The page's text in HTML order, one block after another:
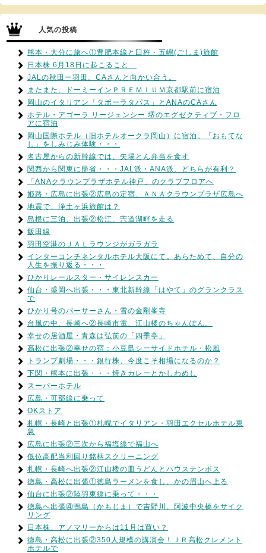
人気の投稿
熊本・大分に旅へ①豊肥本線と臼杵・五嶋(ごしま)旅館
日本株 6月18日に起こること…
JALの秋田ー羽田。CAさんと向かい合う。
またまた、ドーミーインＰＲＥＭＩＵＭ京都駅前に宿泊
岡山のイタリアン「タボーラタパス」とANAのCAさん
ホテル・アゴーラ リージェンシー 堺のエグゼクティブ・フロ
アに宿泊
岡山国際ホテル（旧ホテルオークラ岡山）に宿泊。「おもてな
し」をしみじみ体験・・・
名古屋からの新幹線では、矢場とん弁当を食す
関西から関東に帰省・・・JAL派・ANA派、どちらが有利？
「ANAクラウンプラザホテル神戸」のクラブフロアへ
姫路・広島に出張②広島の定宿、ＡＮＡクラウンプラザ広島へ
地震で、浄土ヶ浜旅館は？
島根に三泊、出張②松江、宍道湖畔を走る
飯田線
羽田空港のＪＡＬラウンジがガラガラ
インターコンチネンタルホテル大阪にて。あらためて、自分の
人生を振り返る・・・
ひかりレールスター・サイレンスカー
仙台・盛岡へ出張・・・東北新幹線「はやて」のグランクラス
で
ひかり号のパーサーさん・雪の金剛峯寺
台風の中、長崎へ②長崎市電、江山楼のちゃんぽん。
幸せの居酒屋・青森は弘前の「四季亭」
高松に出張②幸せの宿：小豆島シーサイドホテル・松風
トランプ劇場・・・銀行株、今度こそ相場になるのか？
下関・熊本に出張・・・焼きカレーとかしわめし
スーパーホテル
広島・可部線に乗って
OKストア
札幌・長崎と出張①札幌でイタリアン・羽田エクセルホテル東
急
広島に出張②三次から福塩線で福山へ
低位高配当利回り銘柄スクリーニング
札幌・長崎へ出張②江山楼の皿うどんとハウステンボス
徳島・高松に出張①徳島ラーメンを食し、かの眉山へ上る
仙台に出張②陸羽東線に乗って・・・
徳島へ出張④鴨島（かもじま）で吉野川、阿波中央橋をサイク
リング
日本株、アノマリーからは11月は買い？
徳島・高松に出張②350人規模の講演会！ＪＲ高松クレメント
ホテルで